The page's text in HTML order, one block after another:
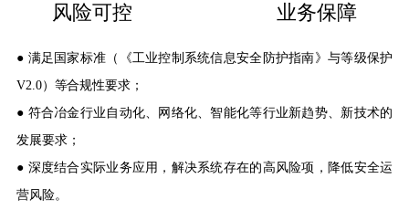
风险可控 业务保障
● 满足国家标准（《工业控制系统信息安全防护指南》与等级保护
V2.0）等合规性要求；
● 符合冶金行业自动化、网络化、智能化等行业新趋势、新技术的
发展要求；
● 深度结合实际业务应用，解决系统存在的高风险项，降低安全运
营风险。